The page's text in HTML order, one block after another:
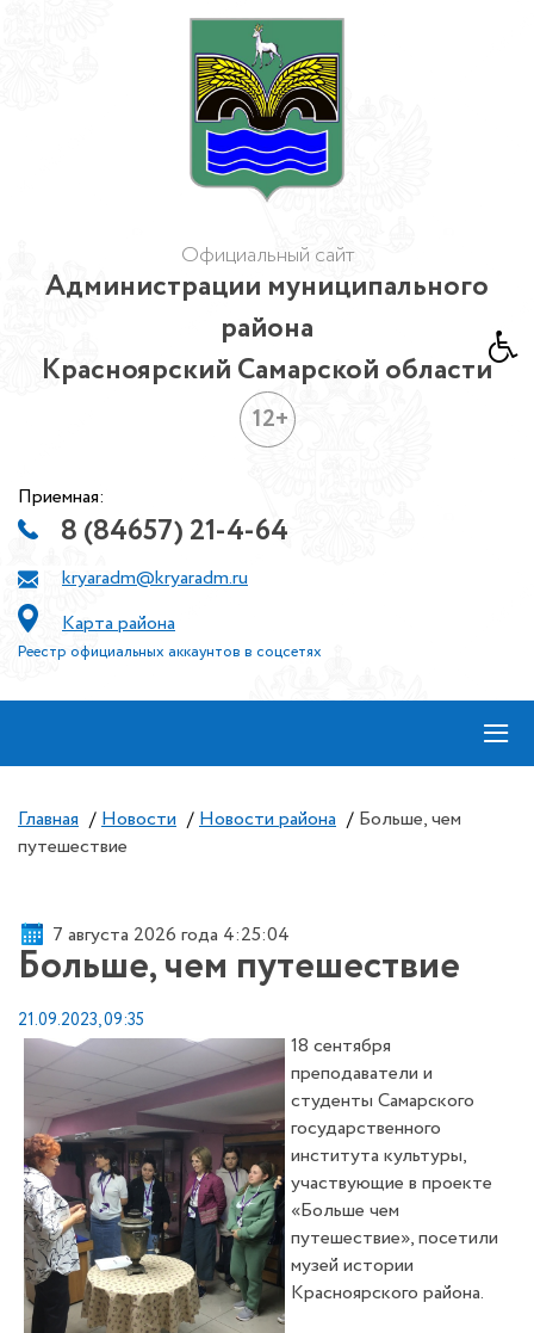
Официальный сайт
Администрации муниципального
района
Красноярский Самарской области
12+
Приемная:
8 (84657) 21-4-64
kryaradm@kryaradm.ru
Карта района
Реестр официальных аккаунтов в соцсетях
≡
Главная / Новости / Новости района / Больше, чем
путешествие
7 августа 2026 года 4:25:04
Больше, чем путешествие
21.09.2023, 09:35
18 сентября
преподаватели и
студенты Самарского
государственного
института культуры,
участвующие в проекте
«Больше чем
путешествие», посетили
музей истории
Красноярского района.